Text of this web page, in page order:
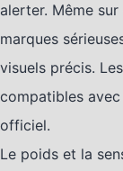
alerter. Même
marques
visuels précis.
compatibles avec
officiel.
Le poids et la